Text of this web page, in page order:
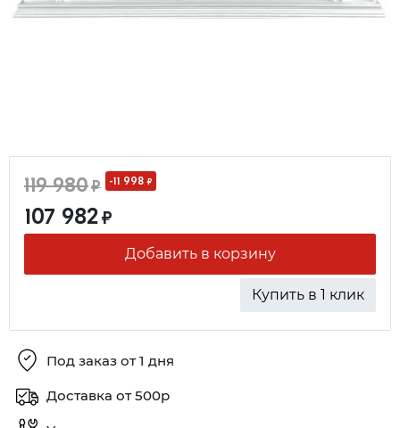
119 980₽ -11 998 ₽
107 982₽
Добавить в корзину
Купить в 1 клик
Под заказ от 1 дня
Доставка от 500р